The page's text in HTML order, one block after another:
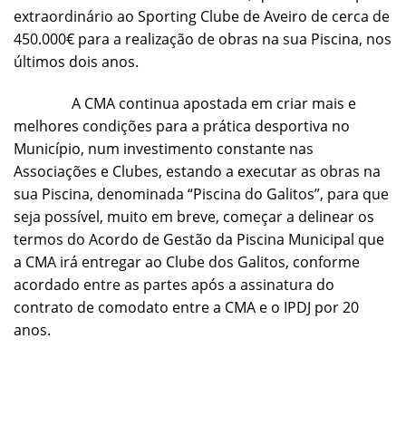
extraordinário ao Sporting Clube de Aveiro de cerca de
450.000€ para a realização de obras na sua Piscina, nos
últimos dois anos.
A CMA continua apostada em criar mais e
melhores condições para a prática desportiva no
Município, num investimento constante nas
Associações e Clubes, estando a executar as obras na
sua Piscina, denominada “Piscina do Galitos”, para que
seja possível, muito em breve, começar a delinear os
termos do Acordo de Gestão da Piscina Municipal que
a CMA irá entregar ao Clube dos Galitos, conforme
acordado entre as partes após a assinatura do
contrato de comodato entre a CMA e o IPDJ por 20
anos.